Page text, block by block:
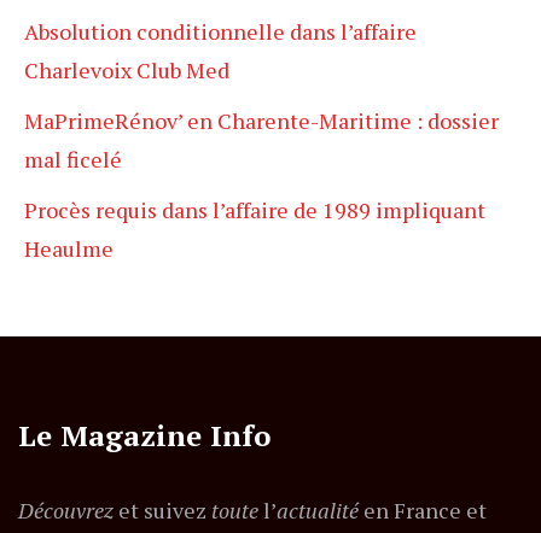
Absolution conditionnelle dans l’affaire
Charlevoix Club Med
MaPrimeRénov’ en Charente-Maritime : dossier
mal ficelé
Procès requis dans l’affaire de 1989 impliquant
Heaulme
Le Magazine Info
Découvrez et suivez toutel’actualitéen France et